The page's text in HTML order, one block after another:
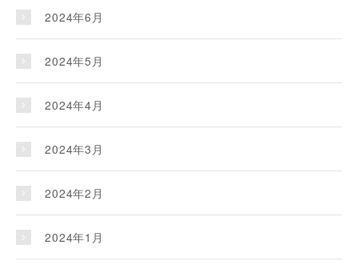
2024年6月
2024年5月
2024年4月
2024年3月
2024年2月
2024年1月